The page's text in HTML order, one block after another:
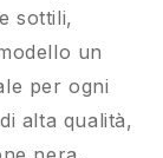
sottili,
un
per ogni
alta qualità,